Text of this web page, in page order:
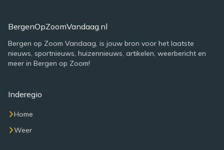
BergenOpZoomVandaag.nl
Bergen op Zoom Vandaag, is jouw bron voor het laatste
nieuws, sportnieuws, huizennieuws, artikelen, weerbericht en
meer in Bergen op Zoom!
Inderegio
Home
Weer